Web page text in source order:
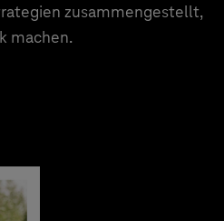
zusammengestellt,
machen.